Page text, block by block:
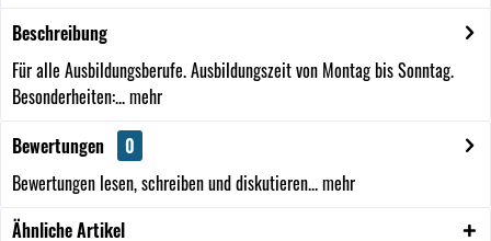
Beschreibung
Für alle Ausbildungsberufe. Ausbildungszeit von Montag bis Sonntag.
Besonderheiten:...mehr
Bewertungen
0
Bewertungen lesen, schreiben und diskutieren...mehr
Ähnliche Artikel